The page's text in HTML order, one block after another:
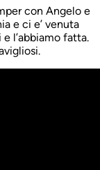
con Angelo e
e ci e’ venuta
l’abbiamo fatta.